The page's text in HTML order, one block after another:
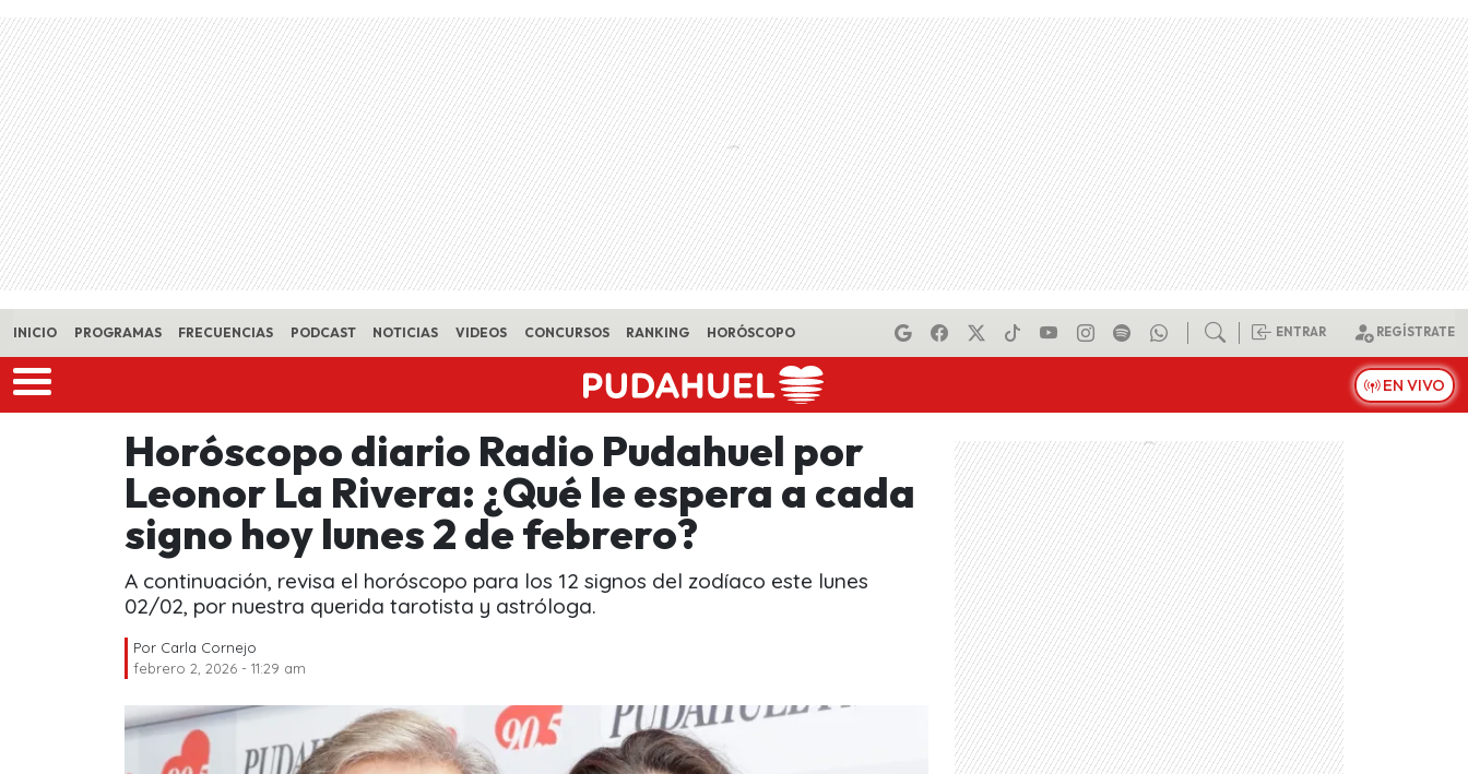
Skip to main content
INICIO PROGRAMAS FRECUENCIAS PODCAST NOTICIAS VIDEOS CONCURSOS RANKING HORÓSCOPO ENTRAR REGÍSTRATE
EN VIVO
Horóscopo diario Radio Pudahuel por
Leonor La Rivera: ¿Qué le espera a cada
signo hoy lunes 2 de febrero?
A continuación, revisa el horóscopo para los 12 signos del zodíaco este lunes
02/02, por nuestra querida tarotista y astróloga.
Por Carla Cornejo
febrero 2, 2026 - 11:29 am